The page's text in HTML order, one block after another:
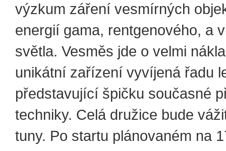
výzkum záření vesmírných
energií gama, rentgenového, a
světla. Vesměs jde o velmi
unikátní zařízení vyvíjená řadu
představující špičku současné
techniky. Celá družice bude
tuny. Po startu plánovaném na